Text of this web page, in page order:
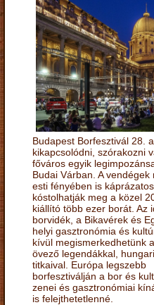
Budapest Borfesztivál 28.
kikapcsolódni, szórakozni
főváros egyik
Budai Várban. A vendégek
esti fényében is
kóstolhatják meg a közel
kiállító több ezer borát. Az
borvidék, a Bikavérek és
helyi gasztronómia és
kívül megismerkedhetünk
övező legendákkal,
titkaival. Európa legszebb
borfesztiválján a bor és
zenei és gasztronómiai
is felejthetetlenné.